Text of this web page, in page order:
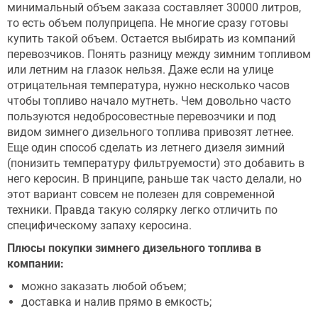
минимальный объем заказа составляет 30000 литров,
то есть объем полуприцепа. Не многие сразу готовы
купить такой объем. Остается выбирать из компаний
перевозчиков. Понять разницу между зимним топливом
или летним на глазок нельзя. Даже если на улице
отрицательная температура, нужно несколько часов
чтобы топливо начало мутнеть. Чем довольно часто
пользуются недобросовестные перевозчики и под
видом зимнего дизельного топлива привозят летнее.
Еще один способ сделать из летнего дизеля зимний
(понизить температуру фильтруемости) это добавить в
него керосин. В принципе, раньше так часто делали, но
этот вариант совсем не полезен для современной
техники. Правда такую солярку легко отличить по
специфическому запаху керосина.
Плюсы покупки зимнего дизельного топлива в
компании:
можно заказать любой объем;
доставка и налив прямо в емкость;